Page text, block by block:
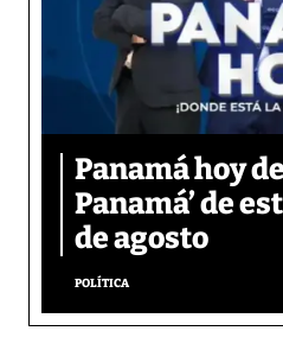
Panamá hoy
Panamá’ de
de agosto
POLÍTICA